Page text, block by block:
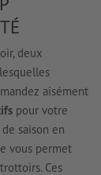
deux
aisément
pour votre
saison en
vous permet
Ces